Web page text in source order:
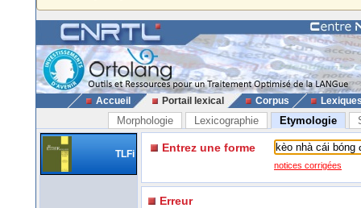
Accueil Portail lexical Corpus
Morphologie Lexicographie Etymologie
TLFi Entrez une forme
notices corrigées
Erreur